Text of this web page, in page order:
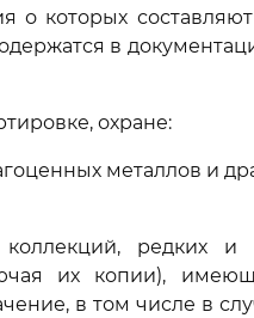
о которых
в
охране:
металлов и
редких и
их копии),
в том числе в